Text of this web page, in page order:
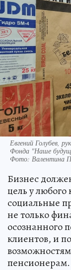
Евгений Голубев,
Фонда "Наше
Фото: Валентина
Бизнес
цель у любого
социальные
не только
осознанного
клиентов, и
пенсионерам.